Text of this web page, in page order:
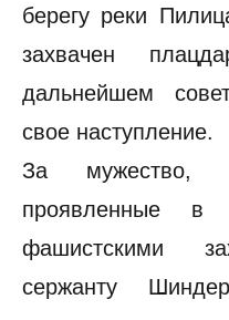
берегу реки
захвачен
дальнейшем
свое наступление.
За мужество,
проявленные в
фашистскими
сержанту